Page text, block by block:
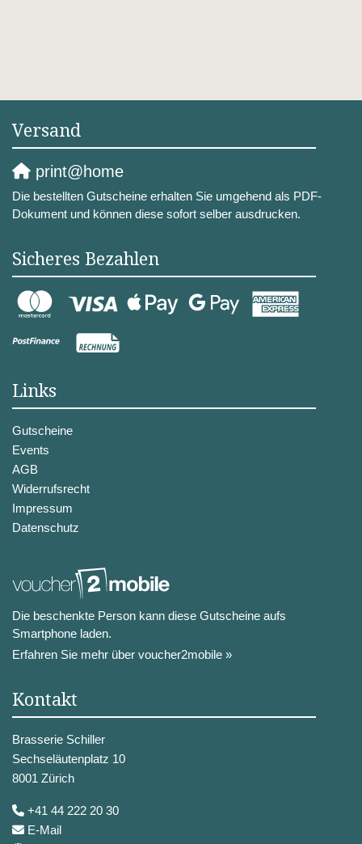
Versand
print@home
Die bestellten Gutscheine erhalten Sie umgehend als PDF-
Dokument und können diese sofort selber ausdrucken.
Sicheres Bezahlen
Links
Gutscheine
Events
AGB
Widerrufsrecht
Impressum
Datenschutz
Die beschenkte Person kann diese Gutscheine aufs
Smartphone laden.
Erfahren Sie mehr über voucher2mobile »
Kontakt
Brasserie Schiller
Sechseläutenplatz 10
8001 Zürich
+41 44 222 20 30
E-Mail